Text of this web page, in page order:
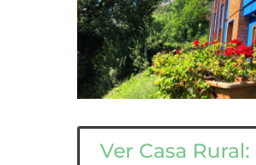
Ver Casa Rural: